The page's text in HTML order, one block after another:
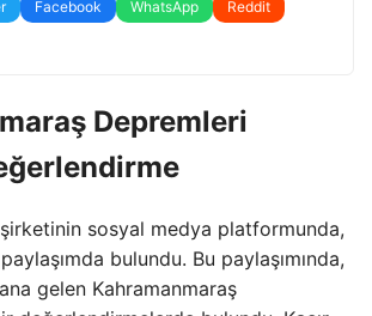
Facebook WhatsApp
Reddit
Depremleri
sosyal medya platformunda,
bulundu. Bu paylaşımında,
gelen Kahramanmaraş